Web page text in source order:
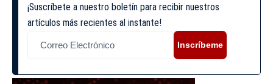
¡Suscríbete a nuestro boletín para recibir nuestros
artículos más recientes al instante!
Inscríbeme